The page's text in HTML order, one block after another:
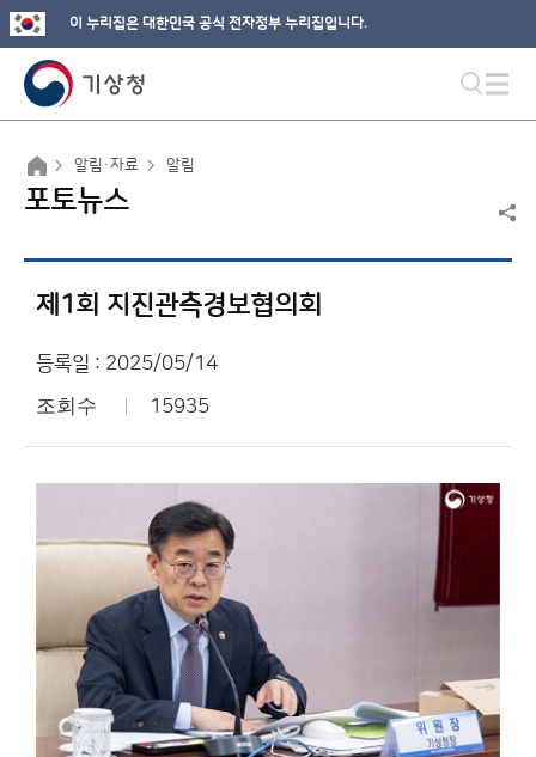
이 누리집은 대한민국 공식 전자정부 누리집입니다.
알림·자료 알림
포토뉴스
제1회 지진관측경보협의회
등록일 : 2025/05/14
조회수 15935